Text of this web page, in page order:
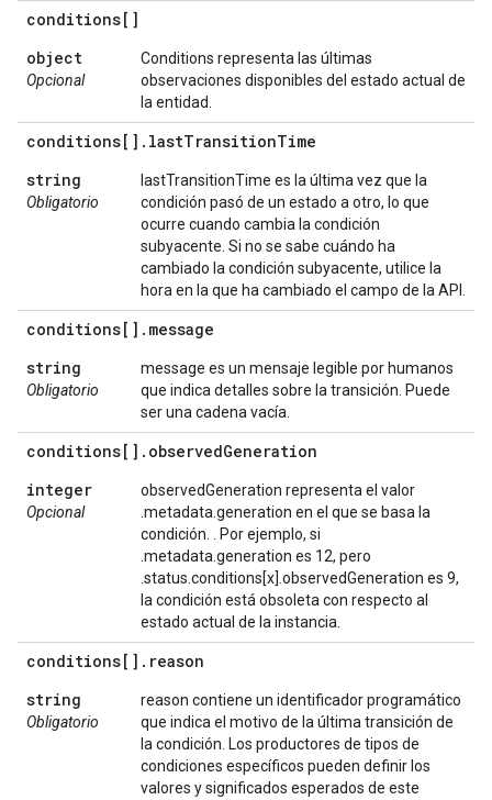
conditions[]
object
Opcional
Conditions representa las últimas
observaciones disponibles del estado actual de
la entidad.
conditions[] . lastTransitionTime
string
Obligatorio
lastTransitionTime es la última vez que la
condición pasó de un estado a otro, lo que
ocurre cuando cambia la condición
subyacente. Si no se sabe cuándo ha
cambiado la condición subyacente, utilice la
hora en la que ha cambiado el campo de la API.
conditions[] . message
string
Obligatorio
message es un mensaje legible por humanos
que indica detalles sobre la transición. Puede
ser una cadena vacía.
conditions[] . observedGeneration
integer
Opcional
observedGeneration representa el valor
.metadata.generation en el que se basa la
condición. . Por ejemplo, si
.metadata.generation es 12, pero
.status.conditions[x].observedGeneration es 9,
la condición está obsoleta con respecto al
estado actual de la instancia.
conditions[] . reason
string
Obligatorio
reason contiene un identificador programático
que indica el motivo de la última transición de
la condición. Los productores de tipos de
condiciones específicos pueden definir los
valores y significados esperados de este